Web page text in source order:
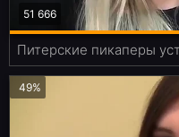
51 666
49%